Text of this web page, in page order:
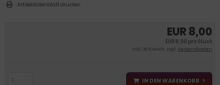
EUR 8,00
EUR 8,00 pro Stück
inkl. 20 % MwSt. zzgl. Versandkosten
IN DEN WARENKORB
Artikeldatenblatt drucken